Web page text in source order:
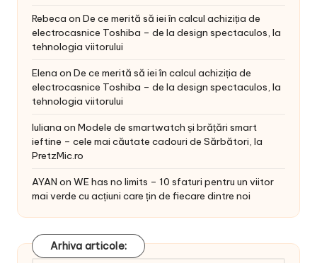
Rebeca on De ce merită să iei în calcul achiziția de
electrocasnice Toshiba – de la design spectaculos, la
tehnologia viitorului
Elena on De ce merită să iei în calcul achiziția de
electrocasnice Toshiba – de la design spectaculos, la
tehnologia viitorului
Iuliana on Modele de smartwatch și brățări smart
ieftine – cele mai căutate cadouri de Sărbători, la
PretzMic.ro
AYAN on WE has no limits – 10 sfaturi pentru un viitor
mai verde cu acțiuni care țin de fiecare dintre noi
Arhiva articole: